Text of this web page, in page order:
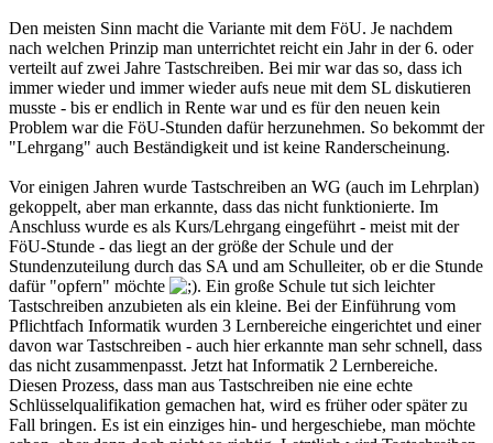
Den meisten Sinn macht die Variante mit dem FöU. Je nachdem
nach welchen Prinzip man unterrichtet reicht ein Jahr in der 6. oder
verteilt auf zwei Jahre Tastschreiben. Bei mir war das so, dass ich
immer wieder und immer wieder aufs neue mit dem SL diskutieren
musste - bis er endlich in Rente war und es für den neuen kein
Problem war die FöU-Stunden dafür herzunehmen. So bekommt der
"Lehrgang" auch Beständigkeit und ist keine Randerscheinung.
Vor einigen Jahren wurde Tastschreiben an WG (auch im Lehrplan)
gekoppelt, aber man erkannte, dass das nicht funktionierte. Im
Anschluss wurde es als Kurs/Lehrgang eingeführt - meist mit der
FöU-Stunde - das liegt an der größe der Schule und der
Stundenzuteilung durch das SA und am Schulleiter, ob er die Stunde
dafür "opfern" möchte
. Ein große Schule tut sich leichter
Tastschreiben anzubieten als ein kleine. Bei der Einführung vom
Pflichtfach Informatik wurden 3 Lernbereiche eingerichtet und einer
davon war Tastschreiben - auch hier erkannte man sehr schnell, dass
das nicht zusammenpasst. Jetzt hat Informatik 2 Lernbereiche.
Diesen Prozess, dass man aus Tastschreiben nie eine echte
Schlüsselqualifikation gemachen hat, wird es früher oder später zu
Fall bringen. Es ist ein einziges hin- und hergeschiebe, man möchte